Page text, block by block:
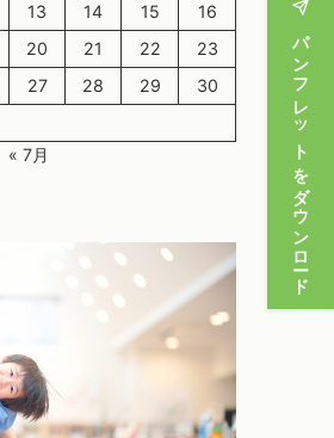
13 14 15
16
20 21 22
23
27 28 29
30
« 7月
パンフレットをダウンロード